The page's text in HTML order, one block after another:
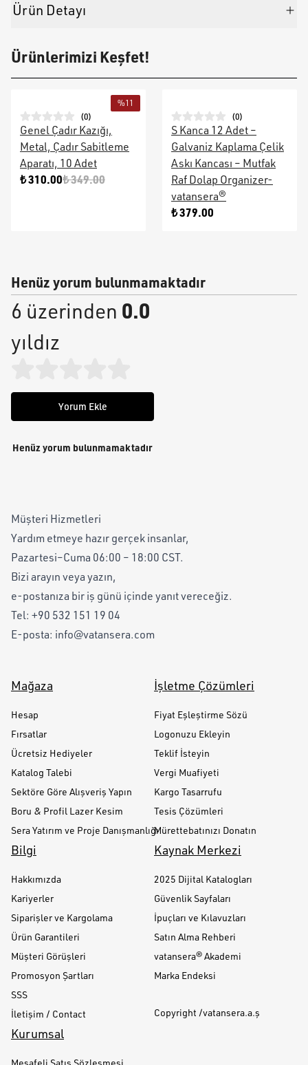
Ürün Detayı
Ürünlerimizi Keşfet!
%11
(0)
Genel Çadır Kazığı,
Metal, Çadır Sabitleme
Aparatı, 10 Adet
₺ 310.00₺ 349.00
(0)
S Kanca 12 Adet –
Galvaniz Kaplama Çelik
Askı Kancası – Mutfak
Raf Dolap Organizer-
vatansera®
₺ 379.00
Henüz yorum bulunmamaktadır
6 üzerinden 0.0
yıldız
Yorum Ekle
Henüz yorum bulunmamaktadır
Müşteri Hizmetleri
Yardım etmeye hazır gerçek insanlar,
Pazartesi–Cuma 06:00 – 18:00 CST.
Bizi arayın veya yazın,
e-postanıza bir iş günü içinde yanıt vereceğiz.
Tel: +90 532 151 19 04
E-posta: info@vatansera.com
Mağaza
Hesap
Fırsatlar
Ücretsiz Hediyeler
Katalog Talebi
Sektöre Göre Alışveriş Yapın
Boru & Profil Lazer Kesim
Sera Yatırım ve Proje Danışmanlığı
İşletme Çözümleri
Fiyat Eşleştirme Sözü
Logonuzu Ekleyin
Teklif İsteyin
Vergi Muafiyeti
Kargo Tasarrufu
Tesis Çözümleri
Mürettebatınızı Donatın
Bilgi
Hakkımızda
Kariyerler
Siparişler ve Kargolama
Ürün Garantileri
Müşteri Görüşleri
Promosyon Şartları
SSS
İletişim / Contact
Kaynak Merkezi
2025 Dijital Katalogları
Güvenlik Sayfaları
İpuçları ve Kılavuzları
Satın Alma Rehberi
vatansera® Akademi
Marka Endeksi
Copyright /vatansera.a.ş
Kurumsal
Mesafeli Satış Sözleşmesi